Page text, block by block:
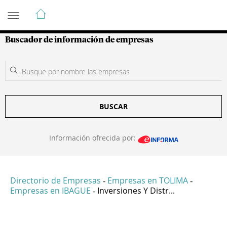
Guía de Empresas Colombianas
Buscador de información de empresas
BUSCAR
Información ofrecida por:
Directorio de Empresas - Empresas en TOLIMA -
Empresas en IBAGUE - Inversiones Y Distr...